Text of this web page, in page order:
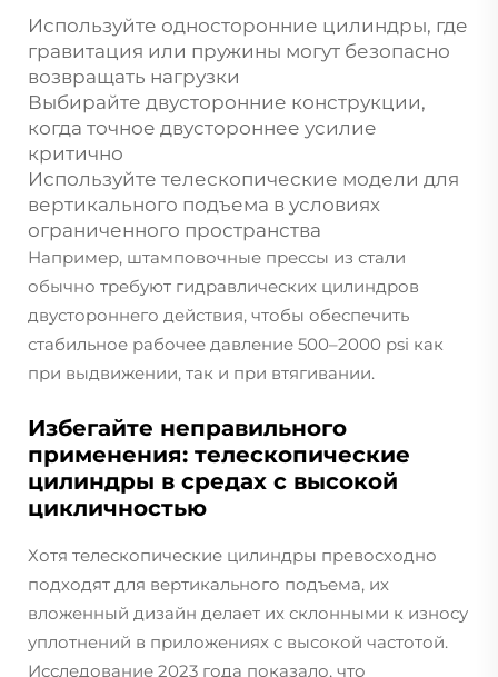
Используйте односторонние цилиндры, где
гравитация или пружины могут безопасно
возвращать нагрузки
Выбирайте двусторонние конструкции,
когда точное двустороннее усилие
критично
Используйте телескопические модели для
вертикального подъема в условиях
ограниченного пространства
Например, штамповочные прессы из стали
обычно требуют гидравлических цилиндров
двустороннего действия, чтобы обеспечить
стабильное рабочее давление 500–2000 psi как
при выдвижении, так и при втягивании.
Избегайте неправильного
применения: телескопические
цилиндры в средах с высокой
цикличностью
Хотя телескопические цилиндры превосходно
подходят для вертикального подъема, их
вложенный дизайн делает их склонными к износу
уплотнений в приложениях с высокой частотой.
Исследование 2023 года показало, что